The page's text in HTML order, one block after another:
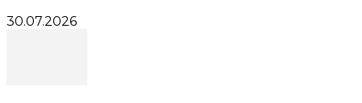
30.07.2026